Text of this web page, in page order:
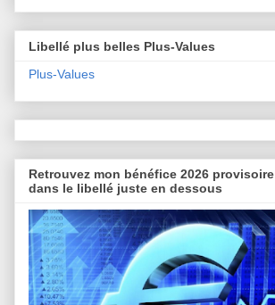
Libellé plus belles Plus-Values
Plus-Values
Retrouvez mon bénéfice 2026 provisoire
dans le libellé juste en dessous